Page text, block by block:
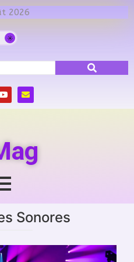
2026
Sonores